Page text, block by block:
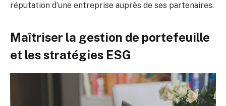
réputation d’une entreprise auprès de ses partenaires.
Maîtriser la gestion de portefeuille
et les stratégies ESG